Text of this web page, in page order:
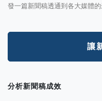
發一篇新聞稿透通到各大媒體
讓
分析新聞稿成效